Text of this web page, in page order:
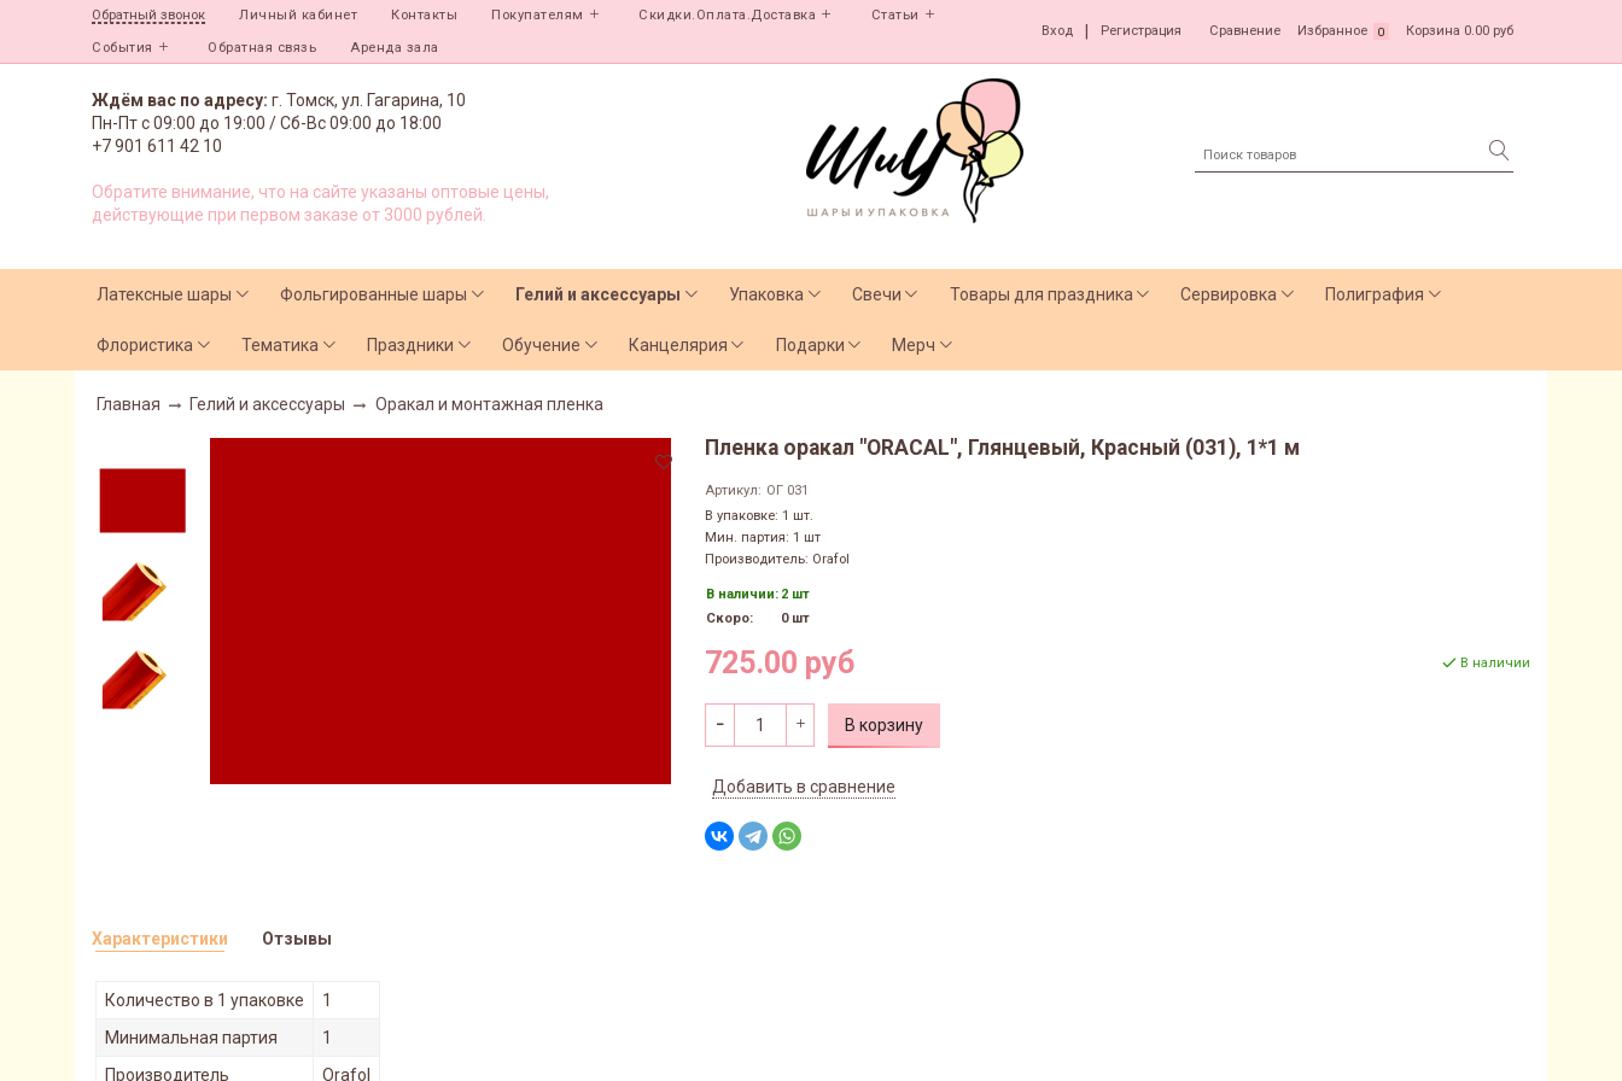
Обратный звонок Личный кабинет Контакты Покупателям Скидки.Оплата.Доставка Статьи
События Обратная связь Аренда зала
Вход Регистрация Сравнение Избранное 0 Корзина 0.00 руб
Ждём вас по адресу: г. Томск, ул. Гагарина, 10
Пн-Пт с09:00 до 19:00 /Сб-Вс 09:00 до 18:00
+7 901 611 42 10
Обратите внимание, что на сайте указаны оптовые цены,
действующие при первом заказе от 3000 рублей.
Латексные шары Фольгированные шары Гелий и аксессуары Упаковка Свечи Товары для праздника Сервировка Полиграфия
Флористика Тематика Праздники Обучение Канцелярия Подарки Мерч
Главная Гелий и аксессуары Оракал и монтажная пленка
Пленка оракал "ORACAL", Глянцевый, Красный (031), 1*1 м
Артикул: ОГ 031
В упаковке: 1 шт.
Мин. партия: 1 шт
Производитель: Orafol
В наличии: 2 шт
Скоро:
0 шт
725.00 руб В наличии
В корзину
Добавить в сравнение
Характеристики
Количество в 1 упаковке
1
Минимальная партия
1
Производитель
Orafol
Отзывы